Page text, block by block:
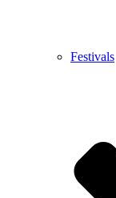
Festivals